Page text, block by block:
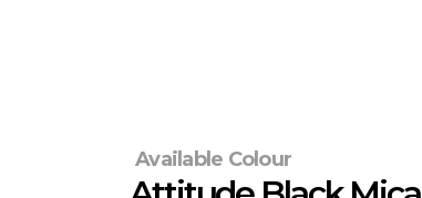
Available Colour